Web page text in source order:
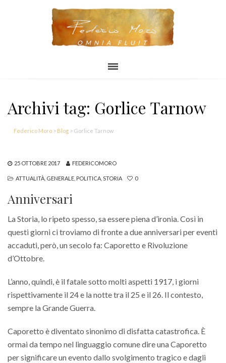
OMNIA FLUIT
Archivi tag: Gorlice Tarnow
Federico Moro > Blog > Gorlice Tarnow
25 OTTOBRE 2017 FEDERICOMORO
ATTUALITÀ GENERALE POLITICA STORIA 0
Anniversari
La Storia, lo ripeto spesso, sa essere piena d’ironia. Così in
questi giorni ci troviamo di fronte a due anniversari per eventi
accaduti, però, un secolo fa: Caporetto e Rivoluzione
d’Ottobre.
L’anno, quindi, è il fatale sotto molti aspetti 1917, i giorni
rispettivamente il 24 e la notte tra il 25 e il 26. Il contesto,
sempre la Grande Guerra.
Caporetto è diventato sinonimo di disfatta catastrofica. È
ormai da tempo nel linguaggio comune dire una Caporetto
per significare un evento dallo svolgimento tragico e dagli